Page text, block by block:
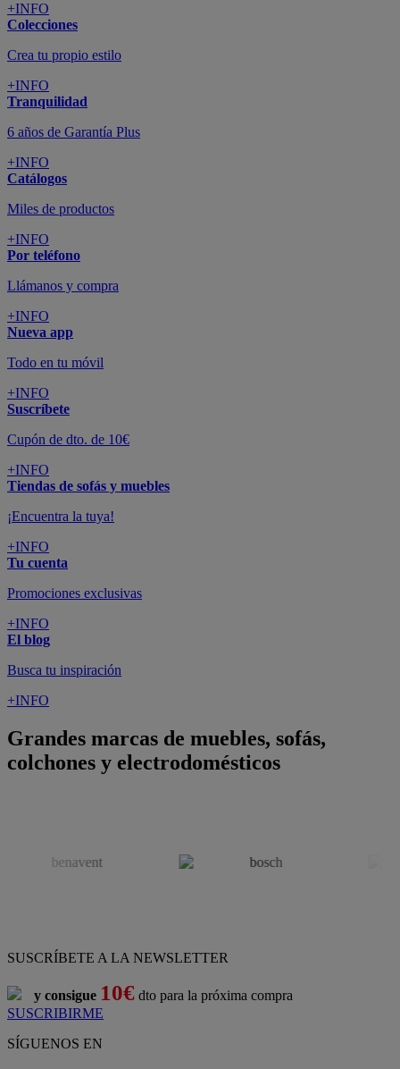
+INFO
Colecciones
Crea tu propio estilo
+INFO
Tranquilidad
6 años de Garantía Plus
+INFO
Catálogos
Miles de productos
+INFO
Por teléfono
Llámanos y compra
+INFO
Nueva app
Todo en tu móvil
+INFO
Suscríbete
Cupón de dto. de 10€
+INFO
Tiendas de sofás y muebles
¡Encuentra la tuya!
+INFO
Tu cuenta
Promociones exclusivas
+INFO
El blog
Busca tu inspiración
+INFO
Grandes marcas de muebles, sofás,
colchones y electrodomésticos
SUSCRÍBETE A LA NEWSLETTER
y consigue 10€ dto para la próxima compra
SUSCRIBIRME
SÍGUENOS EN